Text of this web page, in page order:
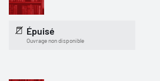
Épuisé
Ouvrage non disponible